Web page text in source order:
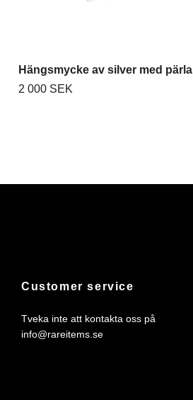
Hängsmycke av silver med pärla
2 000 SEK
Customer service
Tveka inte att kontakta oss på
info@rareitems.se